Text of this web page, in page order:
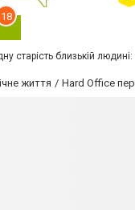
18
старість близькій
життя Hard Office